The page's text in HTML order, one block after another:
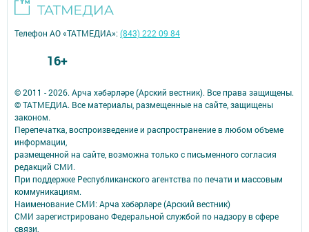
© 2011 - 2026. Арча хәбәрләре (Арский вестник). Все права защищены.
© ТАТМЕДИА. Все материалы, размещенные на сайте, защищены
законом.
Перепечатка, воспроизведение и распространение в любом объеме
информации,
размещенной на сайте, возможна только с письменного согласия
редакций СМИ.
При поддержке Республиканского агентства по печати и массовым
коммуникациям.
Наименование СМИ: Арча хәбәрләре (Арский вестник)
СМИ зарегистрировано Федеральной службой по надзору в сфере
связи,
Телефон АО «ТАТМЕДИА»:(843) 222 09 84
16+